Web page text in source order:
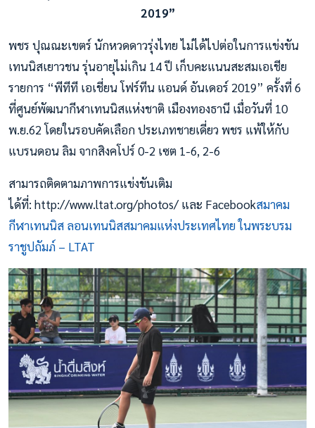
2019”
พชร ปุณณะเขตร์ นักหวดดาวรุ่งไทย ไม่ได้ไปต่อในการแข่งขัน
เทนนิสเยาวชน รุ่นอายุไม่เกิน 14 ปี เก็บคะแนนสะสมเอเชีย
รายการ “พีทีที เอเชี่ยน โฟร์ทีน แอนด์ อันเดอร์ 2019” ครั้งที่ 6
ที่ศูนย์พัฒนากีฬาเทนนิสแห่งชาติ เมืองทองธานี เมื่อวันที่ 10
พ.ย.62 โดยในรอบคัดเลือก ประเภทชายเดี่ยว พชร แพ้ให้กับ
แบรนดอน ลิม จากสิงคโปร์ 0-2 เซต 1-6, 2-6
สามารถติดตามภาพการแข่งขันเติม
ได้ที่: http://www.ltat.org/photos/ และ Facebookสมาคม
กีฬาเทนนิส ลอนเทนนิสสมาคมแห่งประเทศไทย ในพระบรม
ราชูปถัมภ์ – LTAT